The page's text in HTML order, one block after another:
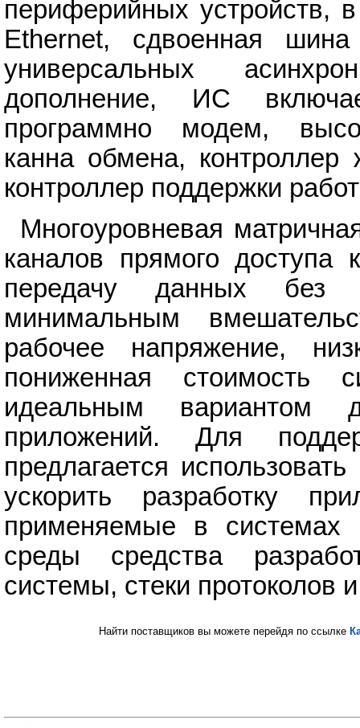
периферийных устройств,
Ethernet, сдвоенная
универсальных
дополнение, ИС
программно модем,
канна обмена, контроллер
контроллер поддержки
Многоуровневая
каналов прямого доступа
передачу данных без
минимальным
рабочее напряжение,
пониженная стоимость
идеальным вариантом
приложений. Для
предлагается
ускорить разработку
применяемые в системах
среды средства
системы, стеки протоколов
Найти поставщиков вы можете перейдя по ссылке